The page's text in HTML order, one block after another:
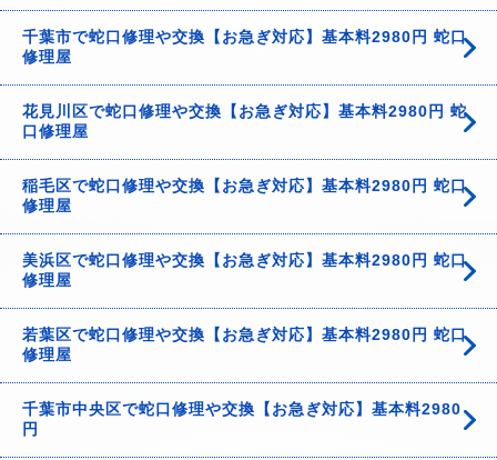
千葉市で蛇口修理や交換【お急ぎ対応】基本料2980円 蛇口
修理屋
花見川区で蛇口修理や交換【お急ぎ対応】基本料2980円 蛇
口修理屋
稲毛区で蛇口修理や交換【お急ぎ対応】基本料2980円 蛇口
修理屋
美浜区で蛇口修理や交換【お急ぎ対応】基本料2980円 蛇口
修理屋
若葉区で蛇口修理や交換【お急ぎ対応】基本料2980円 蛇口
修理屋
千葉市中央区で蛇口修理や交換【お急ぎ対応】基本料2980
円